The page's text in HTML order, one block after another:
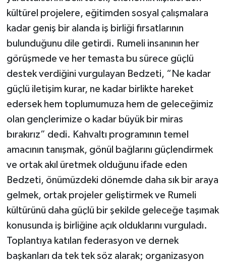
kültürel projelere, eğitimden sosyal çalışmalara
kadar geniş bir alanda iş birliği fırsatlarının
bulunduğunu dile getirdi. Rumeli insanının her
görüşmede ve her temasta bu sürece güçlü
destek verdiğini vurgulayan Bedzeti, “Ne kadar
güçlü iletişim kurar, ne kadar birlikte hareket
edersek hem toplumumuza hem de geleceğimiz
olan gençlerimize o kadar büyük bir miras
bırakırız” dedi. Kahvaltı programının temel
amacının tanışmak, gönül bağlarını güçlendirmek
ve ortak akıl üretmek olduğunu ifade eden
Bedzeti, önümüzdeki dönemde daha sık bir araya
gelmek, ortak projeler geliştirmek ve Rumeli
kültürünü daha güçlü bir şekilde geleceğe taşımak
konusunda iş birliğine açık olduklarını vurguladı.
Toplantıya katılan federasyon ve dernek
başkanları da tek tek söz alarak; organizasyon